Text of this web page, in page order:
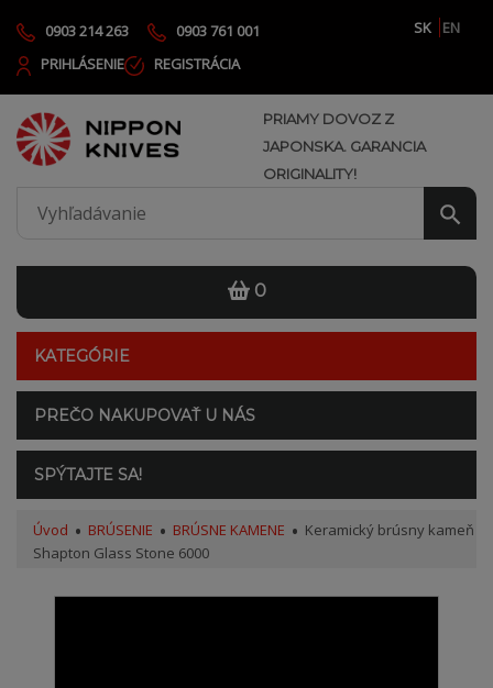
0903 214 263 0903 761 001 SK
EN
PRIHLÁSENIE
REGISTRÁCIA
PRIAMY DOVOZ Z
JAPONSKA. GARANCIA
ORIGINALITY!
0
KATEGÓRIE
PREČO NAKUPOVAŤ U NÁS
SPÝTAJTE SA!
Úvod BRÚSENIE BRÚSNE KAMENE
Keramický brúsny kameň
Shapton Glass Stone 6000